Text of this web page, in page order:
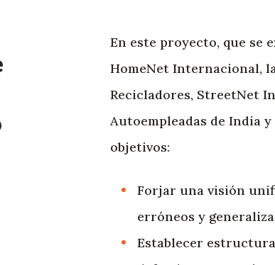
En este proyecto, que se
HomeNet Internacional,
Recicladores, StreetNet
Autoempleadas de India
objetivos:
Forjar una visión
erróneos y
Establecer